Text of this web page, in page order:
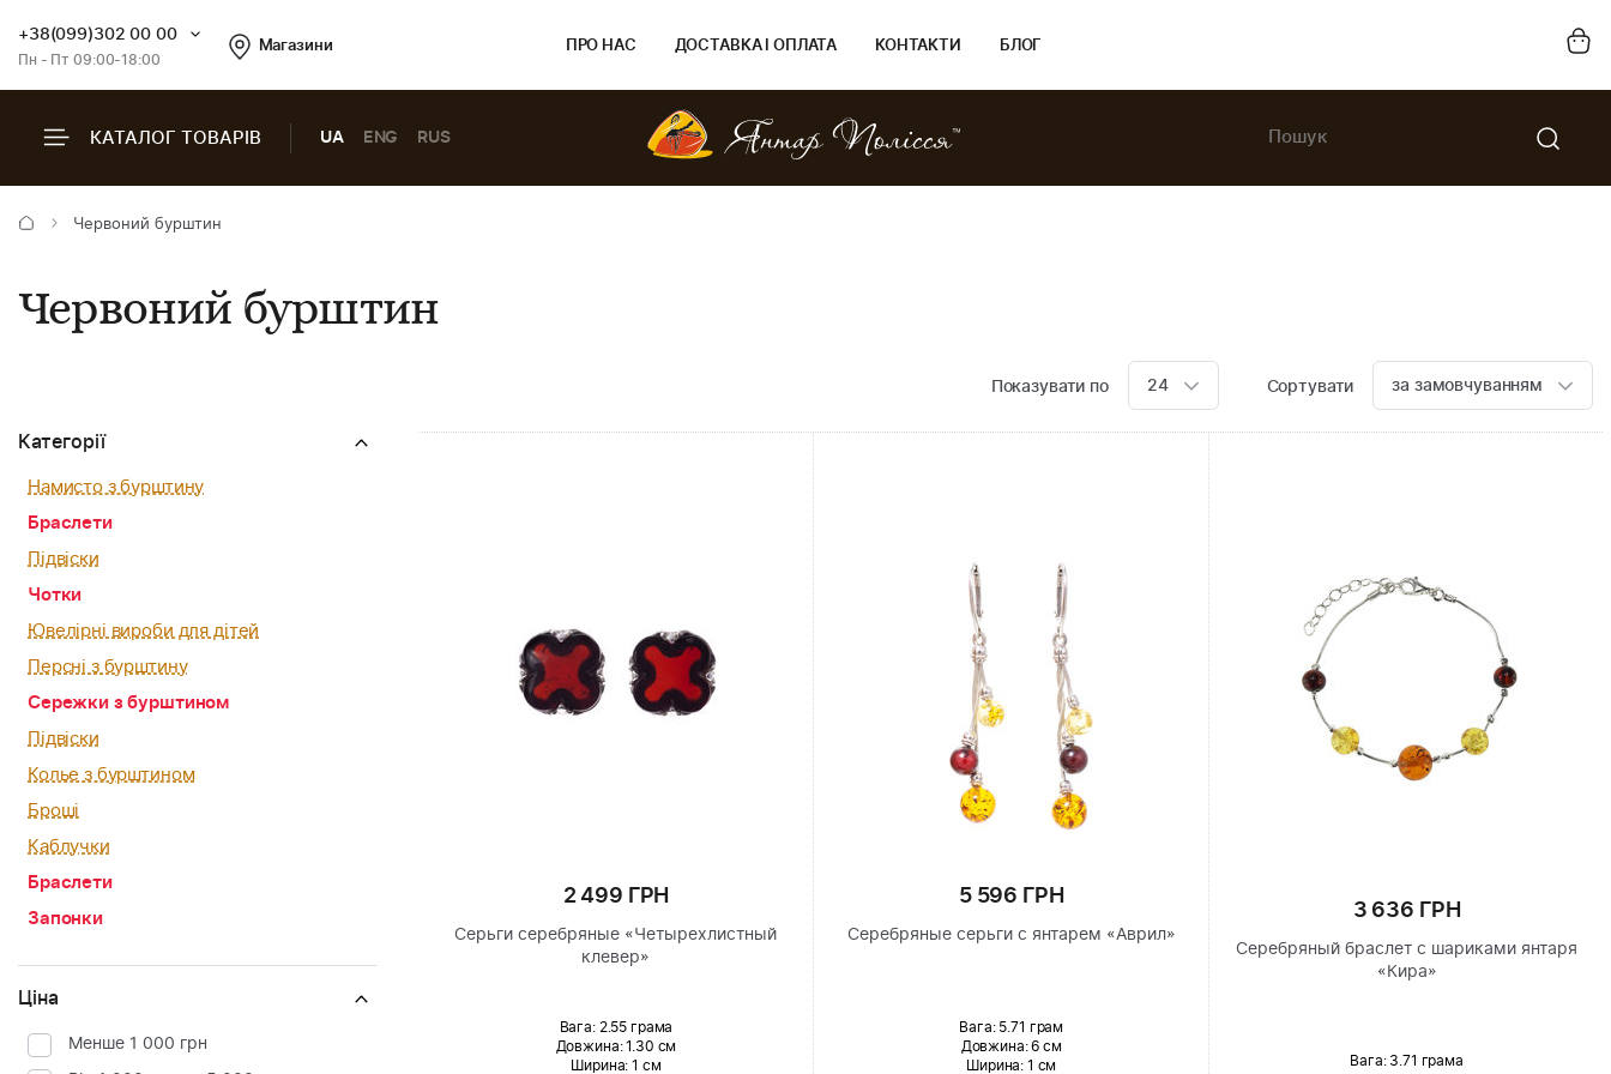
+38(099)302 00 00
Пн - Пт 09:00-18:00
Магазини ПРО НАС ДОСТАВКА І ОПЛАТА КОНТАКТИ БЛОГ
КАТАЛОГ ТОВАРІВ UA ENG RUS
Червоний бурштин
Червоний бурштин
Показувати по 24 Сортувати за замовчуванням
Категорії
Намисто з бурштину
Браслети
Підвіски
Чотки
Ювелірні вироби для дітей
Персні з бурштину
Сережки з бурштином
Підвіски
Колье з бурштином
Броші
Каблучки
Браслети
Запонки
Ціна
Менше 1 000 грн
2 499 ГРН
Серьги серебряные «Четырехлистный
клевер»
Вага: 2.55 грама
Довжина:1.30 см
Ширина: 1 см
5 596 ГРН
Серебряные серьги с янтарем «Аврил»
Вага: 5.71 грам
Довжина:6 см
Ширина: 1 см
3 636 ГРН
Серебряный браслет с шариками янтаря
«Кира»
Вага: 3.71 грама